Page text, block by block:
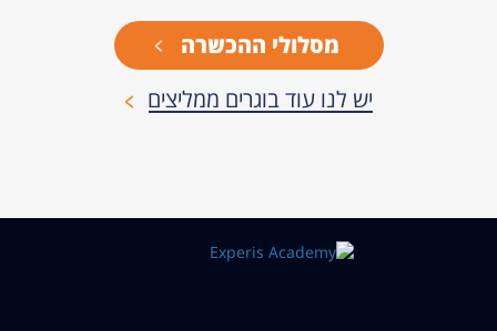
מסלולי ההכשרה
יש לנו עוד בוגרים ממליצים